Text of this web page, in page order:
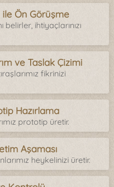
ile Ön Görüşme
belirler, ihtiyaçlarınızı
ve Taslak Çizimi
fikrinizi
Hazırlama
prototip üretir.
Aşaması
heykelinizi üretir.